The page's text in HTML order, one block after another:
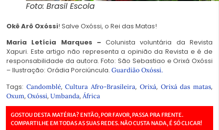
Foto: Brasil Escola
Okê Arô Oxóssi! Salve Oxóssi, o Rei das Matas!
Maria Letícia Marques –Colunista voluntária da Revista
Xapuri. Este artigo não representa a opinião da Revista e é de
responsabilidade da autora. Foto: São Sebastiao e Orixá Oxóssi
– Ilustração: Orádia Porciúncula. Guardião Oxóssi.
Tags: Candomblé,Cultura Afro-Brasileira, Orixá, Orixá das matas,
Oxum, Oxóssi, Umbanda, África
GOSTOU DESTA MATÉRIA? ENTÃO, POR FAVOR, PASSA PRA FRENTE.
COMPARTILHE EM TODAS AS SUAS REDES. NÃO CUSTA NADA, É SÓ CLICAR!